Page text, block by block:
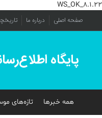
WS_OK_8.1.22
صفحه اصلی درباره ما
پایگاه
همه خبرها تازه‌های